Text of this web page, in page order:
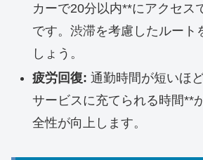
カーで20分以内**にアクセス
です。渋滞を考慮したルート
しょう。
疲労回復: 通勤時間が短いほ
サービスに充てられる時間**
全性が向上します。